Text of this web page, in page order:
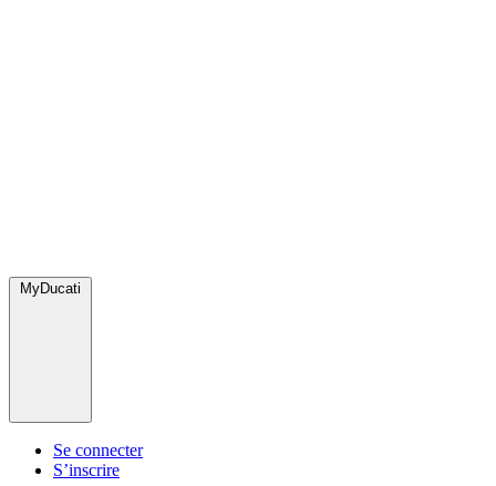
MyDucati
Se connecter
S’inscrire